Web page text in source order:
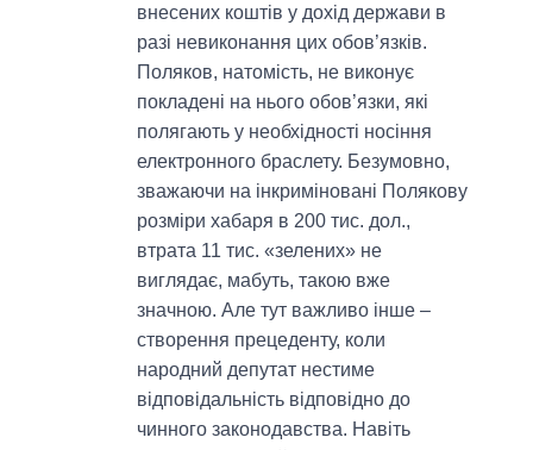
внесених коштів у дохід держави в
разі невиконання цих обов’язків.
Поляков, натомість, не виконує
покладені на нього обов’язки, які
полягають у необхідності носіння
електронного браслету. Безумовно,
зважаючи на інкриміновані Полякову
розміри хабаря в 200 тис. дол.,
втрата 11 тис. «зелених» не
виглядає, мабуть, такою вже
значною. Але тут важливо інше –
створення прецеденту, коли
народний депутат нестиме
відповідальність відповідно до
чинного законодавства. Навіть